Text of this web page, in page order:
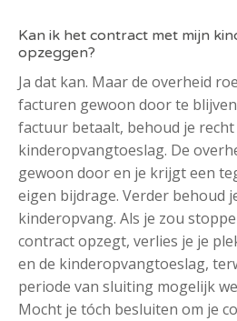
Kan ik het contract met mijn
opzeggen?
Ja dat kan. Maar de overheid
facturen gewoon door te
factuur betaalt, behoud je
kinderopvangtoeslag. De
gewoon door en je krijgt een
eigen bijdrage. Verder behoud
kinderopvang. Als je zou
contract opzegt, verlies je je
en de kinderopvangtoeslag,
periode van sluiting mogelijk
Mocht je tóch besluiten om je